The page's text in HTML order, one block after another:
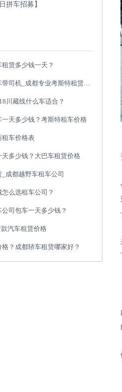
拼车招募】
赁多少钱一天？
成都考斯特租车带司机_成都专业考斯特租赁平台
川藏线什么车适合？
一天多少钱？考斯特租车价格
租车价格表
天多少钱？大巴车租赁价格
成都越野车租车公司
么选租车公司？
司包车一天多少钱？
汽车租赁价格
？成都轿车租赁哪家好？